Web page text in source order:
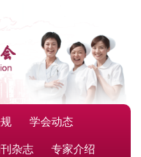
学会动态
杂志
专家介绍